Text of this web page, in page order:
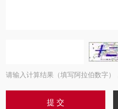
请输入计算结果（填写阿拉伯数字）